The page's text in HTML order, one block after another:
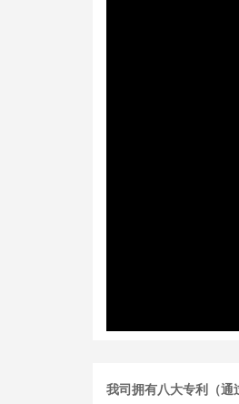
我司拥有八大专利（通